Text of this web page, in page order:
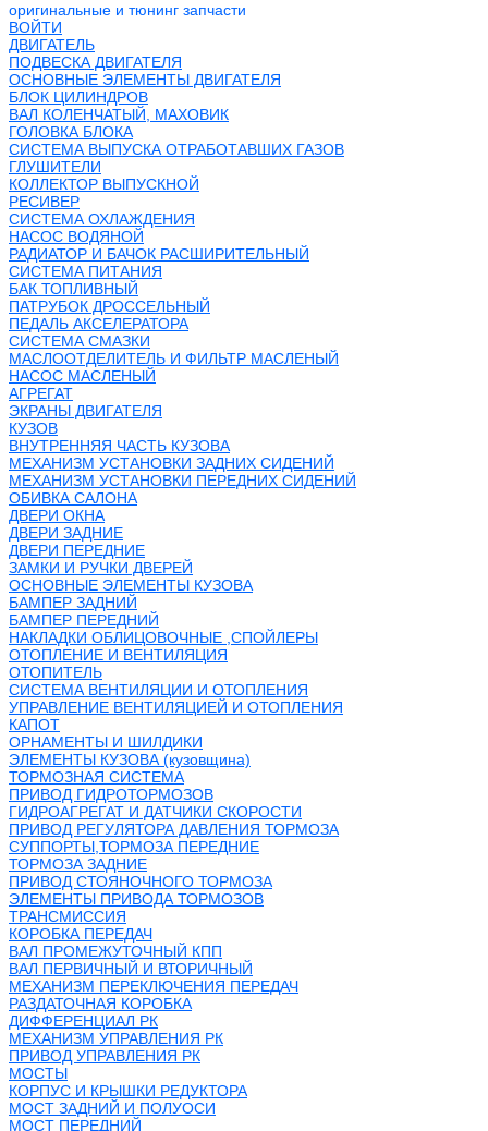
оригинальные и тюнинг запчасти
ВОЙТИ
ДВИГАТЕЛЬ
ПОДВЕСКА ДВИГАТЕЛЯ
ОСНОВНЫЕ ЭЛЕМЕНТЫ ДВИГАТЕЛЯ
БЛОК ЦИЛИНДРОВ
ВАЛ КОЛЕНЧАТЫЙ, МАХОВИК
ГОЛОВКА БЛОКА
СИСТЕМА ВЫПУСКА ОТРАБОТАВШИХ ГАЗОВ
ГЛУШИТЕЛИ
КОЛЛЕКТОР ВЫПУСКНОЙ
РЕСИВЕР
СИСТЕМА ОХЛАЖДЕНИЯ
НАСОС ВОДЯНОЙ
РАДИАТОР И БАЧОК РАСШИРИТЕЛЬНЫЙ
СИСТЕМА ПИТАНИЯ
БАК ТОПЛИВНЫЙ
ПАТРУБОК ДРОССЕЛЬНЫЙ
ПЕДАЛЬ АКСЕЛЕРАТОРА
СИСТЕМА СМАЗКИ
МАСЛООТДЕЛИТЕЛЬ И ФИЛЬТР МАСЛЕНЫЙ
НАСОС МАСЛЕНЫЙ
АГРЕГАТ
ЭКРАНЫ ДВИГАТЕЛЯ
КУЗОВ
ВНУТРЕННЯЯ ЧАСТЬ КУЗОВА
МЕХАНИЗМ УСТАНОВКИ ЗАДНИХ СИДЕНИЙ
МЕХАНИЗМ УСТАНОВКИ ПЕРЕДНИХ СИДЕНИЙ
ОБИВКА САЛОНА
ДВЕРИ ОКНА
ДВЕРИ ЗАДНИЕ
ДВЕРИ ПЕРЕДНИЕ
ЗАМКИ И РУЧКИ ДВЕРЕЙ
ОСНОВНЫЕ ЭЛЕМЕНТЫ КУЗОВА
БАМПЕР ЗАДНИЙ
БАМПЕР ПЕРЕДНИЙ
НАКЛАДКИ ОБЛИЦОВОЧНЫЕ ,СПОЙЛЕРЫ
ОТОПЛЕНИЕ И ВЕНТИЛЯЦИЯ
ОТОПИТЕЛЬ
СИСТЕМА ВЕНТИЛЯЦИИ И ОТОПЛЕНИЯ
УПРАВЛЕНИЕ ВЕНТИЛЯЦИЕЙ И ОТОПЛЕНИЯ
КАПОТ
ОРНАМЕНТЫ И ШИЛДИКИ
ЭЛЕМЕНТЫ КУЗОВА (кузовщина)
ТОРМОЗНАЯ СИСТЕМА
ПРИВОД ГИДРОТОРМОЗОВ
ГИДРОАГРЕГАТ И ДАТЧИКИ СКОРОСТИ
ПРИВОД РЕГУЛЯТОРА ДАВЛЕНИЯ ТОРМОЗА
СУППОРТЫ,ТОРМОЗА ПЕРЕДНИЕ
ТОРМОЗА ЗАДНИЕ
ПРИВОД СТОЯНОЧНОГО ТОРМОЗА
ЭЛЕМЕНТЫ ПРИВОДА ТОРМОЗОВ
ТРАНСМИССИЯ
КОРОБКА ПЕРЕДАЧ
ВАЛ ПРОМЕЖУТОЧНЫЙ КПП
ВАЛ ПЕРВИЧНЫЙ И ВТОРИЧНЫЙ
МЕХАНИЗМ ПЕРЕКЛЮЧЕНИЯ ПЕРЕДАЧ
РАЗДАТОЧНАЯ КОРОБКА
ДИФФЕРЕНЦИАЛ РК
МЕХАНИЗМ УПРАВЛЕНИЯ РК
ПРИВОД УПРАВЛЕНИЯ РК
МОСТЫ
КОРПУС И КРЫШКИ РЕДУКТОРА
МОСТ ЗАДНИЙ И ПОЛУОСИ
МОСТ ПЕРЕДНИЙ